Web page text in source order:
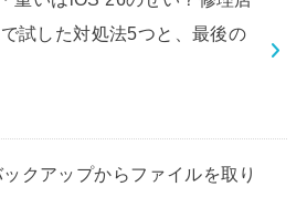
試した対処法5つと、最後の
クアップからファイルを取り